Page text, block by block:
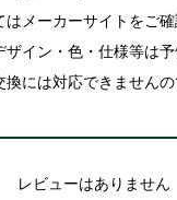
メーカーサイトをご確
イン・色・仕様等は
には対応できません
レビューはありません